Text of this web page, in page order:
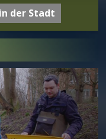
der Stadt